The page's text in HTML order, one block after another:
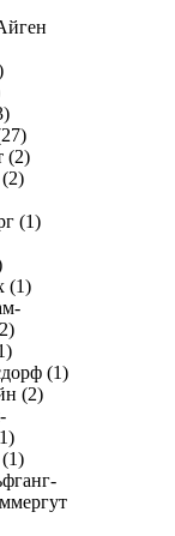
(2)
(1)
(1)
(1)
(2)